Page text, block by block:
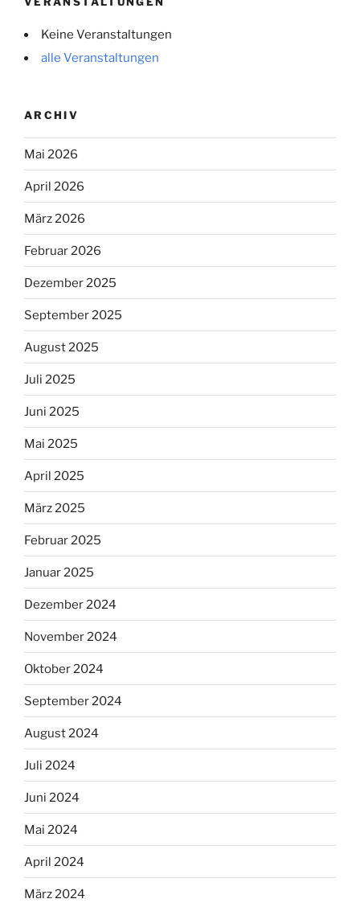
Keine Veranstaltungen
alle Veranstaltungen
ARCHIV
Mai 2026
April 2026
März 2026
Februar 2026
Dezember 2025
September 2025
August 2025
Juli 2025
Juni 2025
Mai 2025
April 2025
März 2025
Februar 2025
Januar 2025
Dezember 2024
November 2024
Oktober 2024
September 2024
August 2024
Juli 2024
Juni 2024
Mai 2024
April 2024
März 2024